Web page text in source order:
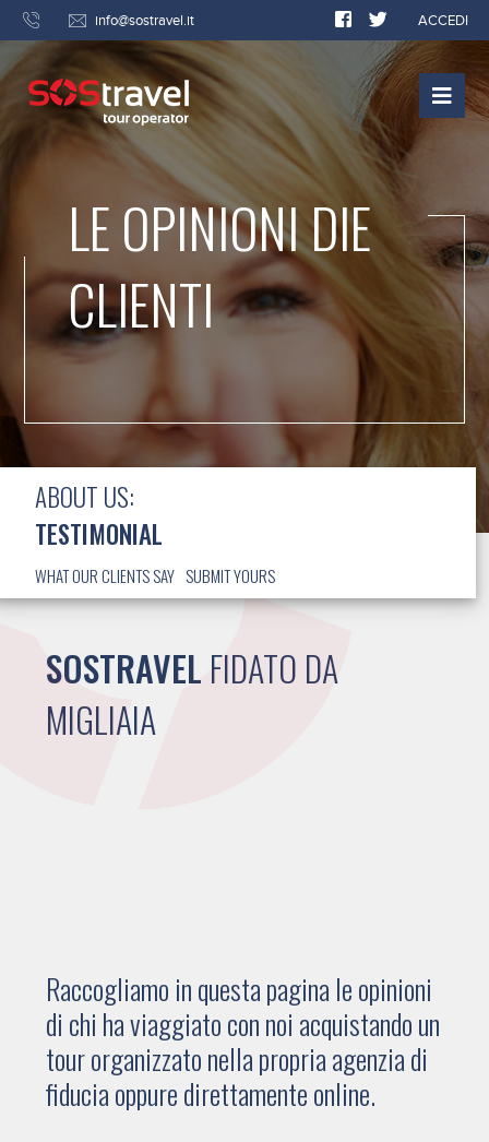
info@sostravel.it ACCEDI
LE OPINIONI DIE
CLIENTI
ABOUT US:
TESTIMONIAL
WHAT OUR CLIENTS SAY SUBMIT YOURS
SOSTRAVEL FIDATO DA
MIGLIAIA
Raccogliamo in questa pagina le opinioni
di chi ha viaggiato con noi acquistando un
tour organizzato nella propria agenzia di
fiducia oppure direttamente online.